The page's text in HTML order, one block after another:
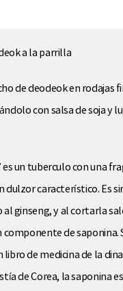
a la parrilla
de deodeok en rodajas
con salsa de soja y
es un tuberculo con una
dulzor característico. Es
ginseng, y al cortarla
componente de saponina.
libro de medicina de la
de Corea, la saponina